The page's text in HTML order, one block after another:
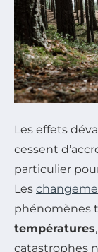
Les effets
cessent
particulier
Les
phénomènes
températures
catastrophes